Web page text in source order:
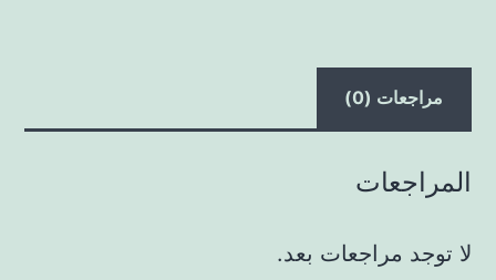
مراجعات (0)
المراجعات
لا توجد مراجعات بعد.